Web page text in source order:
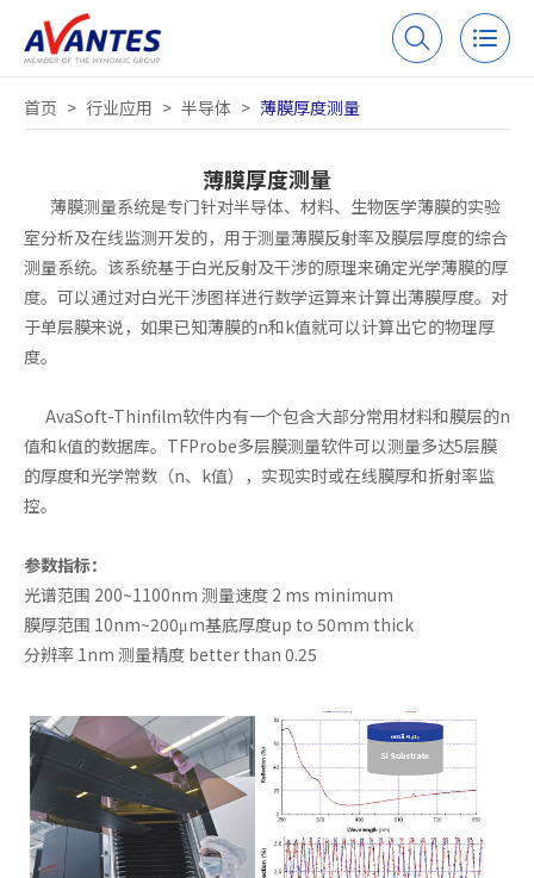
首页 > 行业应用 > 半导体 > 薄膜厚度测量
薄膜厚度测量
薄膜测量系统是专门针对半导体、材料、生物医学薄膜的实验
室分析及在线监测开发的，用于测量薄膜反射率及膜层厚度的综合
测量系统。该系统基于白光反射及干涉的原理来确定光学薄膜的厚
度。可以通过对白光干涉图样进行数学运算来计算出薄膜厚度。对
于单层膜来说，如果已知薄膜的n和k值就可以计算出它的物理厚
度。
AvaSoft-Thinfilm软件内有一个包含大部分常用材料和膜层的n
值和k值的数据库。TFProbe多层膜测量软件可以测量多达5层膜
的厚度和光学常数（n、k值），实现实时或在线膜厚和折射率监
控。
参数指标：
光谱范围 200~1100nm 测量速度 2 ms minimum
膜厚范围 10nm~200μm基底厚度up to 50mm thick
分辨率 1nm 测量精度 better than 0.25